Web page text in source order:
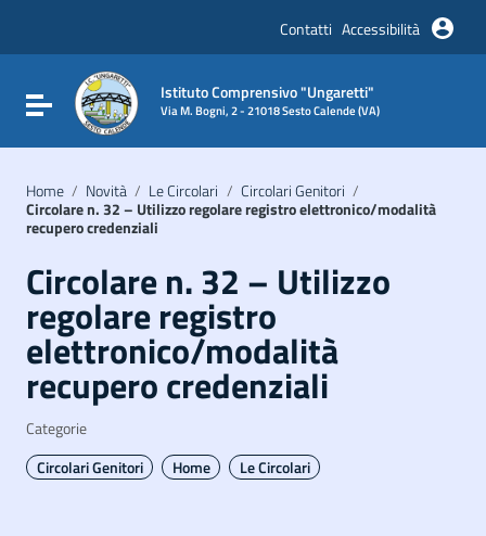
Vai al footer
Contatti Accessibilità
Attiva / disattiva la navigazione
Istituto Comprensivo "Ungaretti"
Via M. Bogni, 2 - 21018 Sesto Calende (VA)
Home / Novità / Le Circolari / Circolari Genitori /
Circolare n. 32 – Utilizzo regolare registro elettronico/modalità
recupero credenziali
Circolare n. 32 – Utilizzo
regolare registro
elettronico/modalità
recupero credenziali
Categorie
Circolari Genitori
Home Le Circolari